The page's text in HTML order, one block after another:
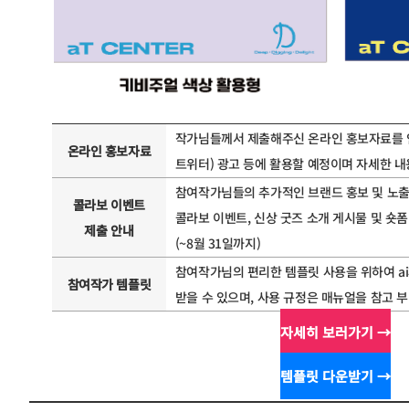
온라인 홍보자료
작가님들께서 제출해주신 온라인 홍보자료
트위터) 광고 등에 활용할 예정이며 자세한
콜라보 이벤트
제출 안내
참여작가님들의 추가적인 브랜드 홍보 및 노
콜라보 이벤트, 신상 굿즈 소개 게시물 및 숏
(~8월 31일까지)
참여작가 템플릿
참여작가님의 편리한 템플릿 사용을 위하여
받을 수 있으며, 사용 규정은 매뉴얼을 참고
자세히 보러가기 →
템플릿 다운받기 →